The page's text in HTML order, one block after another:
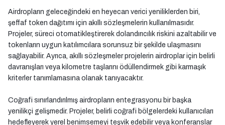
Airdropların geleceğindeki en heyecan verici yeniliklerden biri,
şeffaf token dağıtımı için akıllı sözleşmelerin kullanılmasıdır.
Projeler, süreci otomatikleştirerek dolandırıcılık riskini azaltabilir ve
tokenların uygun katılımcılara sorunsuz bir şekilde ulaşmasını
sağlayabilir. Ayrıca, akıllı sözleşmeler projelerin airdroplar için belirli
davranışları veya kilometre taşlarını ödüllendirmek gibi karmaşık
kriterler tanımlamasına olanak tanıyacaktır.
Coğrafi sınırlandırılmış airdropların entegrasyonu bir başka
yenilikçi gelişmedir. Projeler, belirli coğrafi bölgelerdeki kullanıcıları
hedefleyerek yerel benimsemeyi teşvik edebilir veya konferanslar